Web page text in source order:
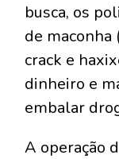
busca, os
de
crack e
dinheiro e
embalar
A operação